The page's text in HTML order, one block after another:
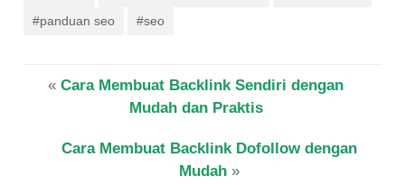
#panduan seo
#seo
« Cara Membuat Backlink Sendiri dengan
Mudah dan Praktis
Cara Membuat Backlink Dofollow dengan
Mudah »